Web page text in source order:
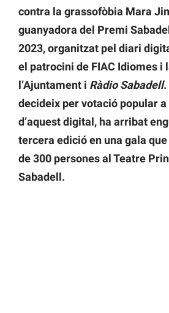
contra la grassofòbia Mara
guanyadora del Premi
2023, organitzat pel diari
el patrocini de FIAC Idiomes i
l’Ajuntament i Ràdio Sabadell.
decideix per votació popular
d’aquest digital, ha arribat
tercera edició en una gala
de 300 persones al Teatre
Sabadell.